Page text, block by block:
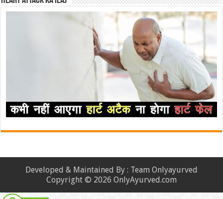
Developed & Maintained By : Team Onlyayurved
Copyright © 2026 OnlyAyurved.com